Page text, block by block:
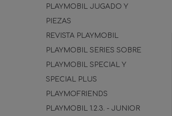
PLAYMOBIL JUGADO Y
PIEZAS
REVISTA PLAYMOBIL
PLAYMOBIL SERIES SOBRE
PLAYMOBIL SPECIAL Y
SPECIAL PLUS
PLAYMOFRIENDS
PLAYMOBIL 1.2.3. - JUNIOR